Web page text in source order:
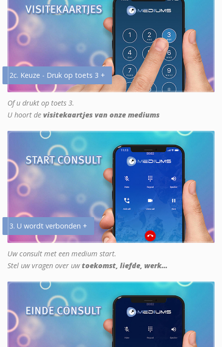
2c. Keuze - Druk op toets 3 +
Of u drukt op toets 3.
U hoort de visitekaartjes van onze mediums
3. U wordt verbonden +
Uw consult met een medium start.
Stel uw vragen over uwtoekomst, liefde, werk...